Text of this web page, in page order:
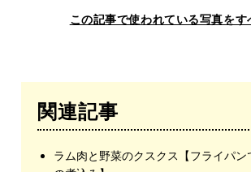
この記事で使われている写真をす
関連記事
ラム肉と野菜のクスクス【フライパン